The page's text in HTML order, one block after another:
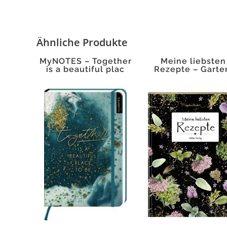
Ähnliche Produkte
MyNOTES – Together
is a beautiful plac
Meine liebsten
Rezepte –